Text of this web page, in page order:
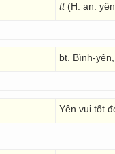
tt (H. an:
bt. Bình-
Yên vui tốt